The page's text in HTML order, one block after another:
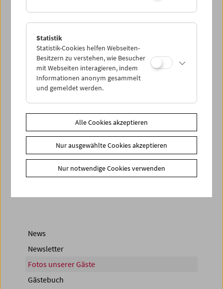
< zurück zur Übersicht
News
Newsletter
Fotos unserer Gäste
Gästebuch
Statistik
Statistik-Cookies helfen Webseiten-
Besitzern zu verstehen, wie Besucher
mit Webseiten interagieren, indem
Informationen anonym gesammelt
und gemeldet werden.
Alle Cookies akzeptieren
Nur ausgewählte Cookies akzeptieren
Nur notwendige Cookies verwenden